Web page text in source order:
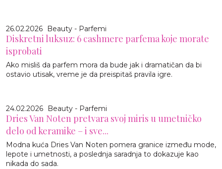
26.02.2026 Beauty - Parfemi
Diskretni luksuz: 6 cashmere parfema koje morate
isprobati
Ako misliš da parfem mora da bude jak i dramatičan da bi
ostavio utisak, vreme je da preispitaš pravila igre.
24.02.2026 Beauty - Parfemi
Dries Van Noten pretvara svoj miris u umetničko
delo od keramike – i sve...
Modna kuća Dries Van Noten pomera granice između mode,
lepote i umetnosti, a poslednja saradnja to dokazuje kao
nikada do sada.